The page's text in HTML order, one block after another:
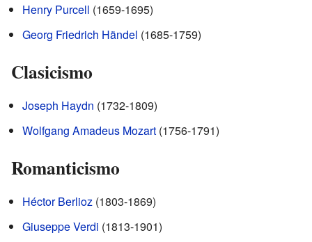
Henry Purcell (1659-1695)
Georg Friedrich Händel (1685-1759)
Clasicismo
Joseph Haydn (1732-1809)
Wolfgang Amadeus Mozart (1756-1791)
Romanticismo
Héctor Berlioz (1803-1869)
Giuseppe Verdi (1813-1901)